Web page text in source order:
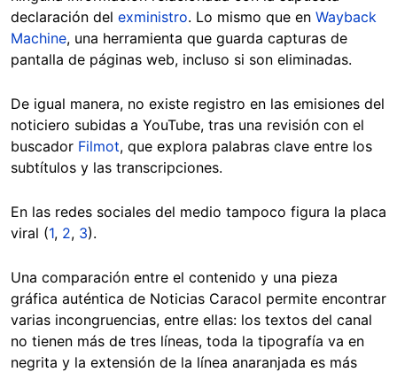
declaración del exministro. Lo mismo que en Wayback
Machine, una herramienta que guarda capturas de
pantalla de páginas web, incluso si son eliminadas.
De igual manera, no existe registro en las emisiones del
noticiero subidas a YouTube, tras una revisión con el
buscador Filmot, que explora palabras clave entre los
subtítulos y las transcripciones.
En las redes sociales del medio tampoco figura la placa
viral (1, 2, 3).
Una comparación entre el contenido y una pieza
gráfica auténtica de Noticias Caracol permite encontrar
varias incongruencias, entre ellas: los textos del canal
no tienen más de tres líneas, toda la tipografía va en
negrita y la extensión de la línea anaranjada es más